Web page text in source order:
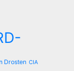
Drosten CIA